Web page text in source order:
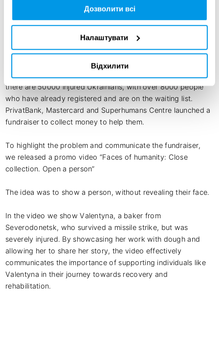
Дозволити всі
Налаштувати
Відхилити
A person with a damaged face literally wants to hide it, both
from themselves and from others.
They need time and money to restore their faces. The
surgeries and then rehabilitation are very expensive and
there are 50000 injured Ukrainians, with over 8000 people
who have already registered and are on the waiting list.
PrivatBank, Mastercard and Superhumans Centre launched a
fundraiser to collect money to help them.
To highlight the problem and communicate the fundraiser,
we released a promo video “Faces of humanity: Close
collection. Open a person”
The idea was to show a person, without revealing their face.
In the video we show Valentyna, a baker from
Severodonetsk, who survived a missile strike, but was
severely injured. By showcasing her work with dough and
allowing her to share her story, the video effectively
communicates the importance of supporting individuals like
Valentyna in their journey towards recovery and
rehabilitation.